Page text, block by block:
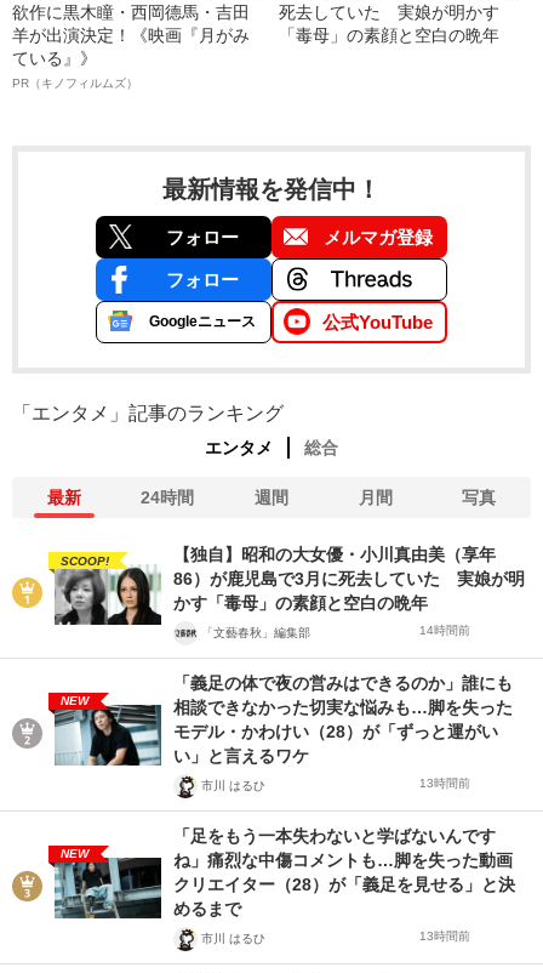
欲作に黒木瞳・西岡德馬・吉田
羊が出演決定！《映画『月がみ
ている』》
PR（キノフィルムズ）
死去していた 実娘が明かす
「毒母」の素顔と空白の晩年
最新情報を発信中！
フォロー メルマガ登録
フォロー
Googleニュース 公式YouTube
「エンタメ」記事のランキング
エンタメ 総合
最新 24時間 週間 月間 写真
SCOOP!
【独自】昭和の大女優・小川真由美（享年
86）が鹿児島で3月に死去していた 実娘が明
かす「毒母」の素顔と空白の晩年
「文藝春秋」編集部 14時間前
NEW
「義足の体で夜の営みはできるのか」誰にも
相談できなかった切実な悩みも…脚を失った
モデル・かわけい（28）が「ずっと運がい
い」と言えるワケ
市川 はるひ 13時間前
NEW
「足をもう一本失わないと学ばないんです
ね」痛烈な中傷コメントも…脚を失った動画
クリエイター（28）が「義足を見せる」と決
めるまで
市川 はるひ 13時間前